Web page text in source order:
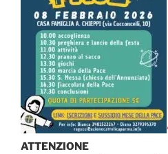
ATTENZIONE